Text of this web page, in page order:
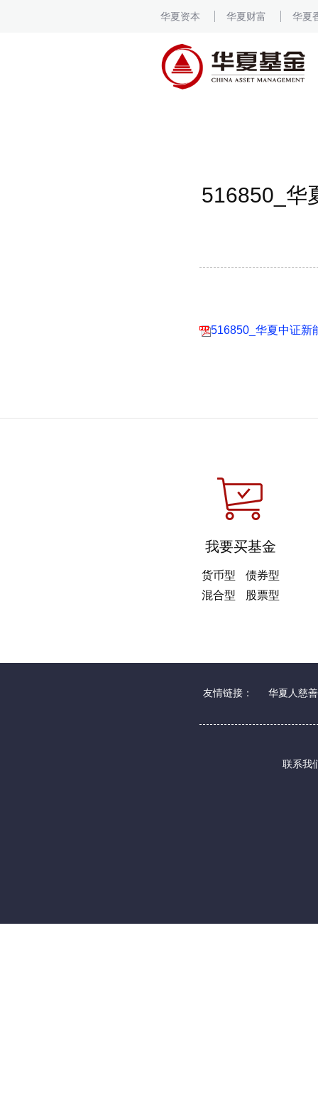
华夏资本 华夏财富 华夏
516850_华
516850_华夏中证新
我要买基金
货币型
债券型
混合型
股票型
友情链接： 华夏人慈
联系我